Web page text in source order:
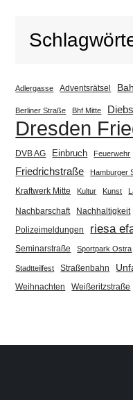
Adlergasse Adventsrätsel
Berliner Straße Bhf Mitte
Dresden
DVB AG Einbruch Feuerwehr
Friedrichstraße Hamburger
Kraftwerk Mitte
Kultur Kunst
Nachbarschaft Nachhaltigkeit
Polizeimeldungen riesa
Seminarstraße Sportpark Ostra
Stadtteilfest Straßenbahn
Weihnachten Weißeritzstraße